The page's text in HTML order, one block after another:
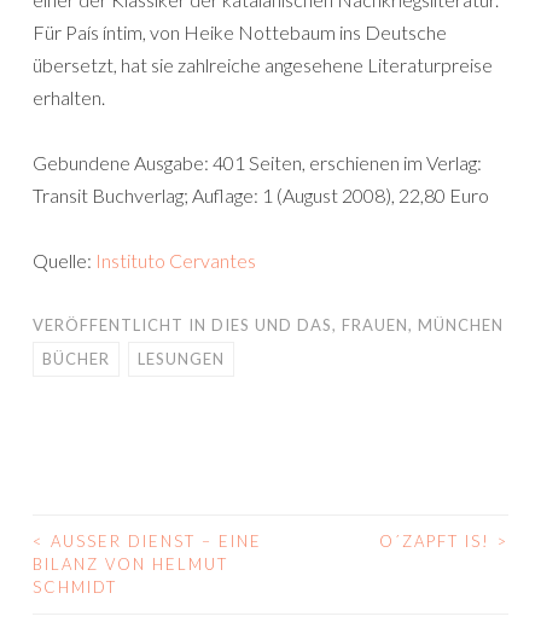
Für País íntim, von Heike Nottebaum ins Deutsche
übersetzt, hat sie zahlreiche angesehene Literaturpreise
erhalten.
Gebundene Ausgabe: 401 Seiten, erschienen im Verlag:
Transit Buchverlag; Auflage: 1 (August 2008), 22,80 Euro
Quelle: Instituto Cervantes
VERÖFFENTLICHT IN DIES UND DAS, FRAUEN, MÜNCHEN
BÜCHER
LESUNGEN
BEITRAGS-
NAVIGATION
< AUSSER DIENST – EINE
BILANZ VON HELMUT
SCHMIDT
O´ZAPFT IS! >